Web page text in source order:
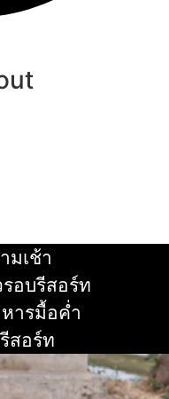
มเช้า
อบรีสอร์ท
ารมื้อค่ำ
สอร์ท